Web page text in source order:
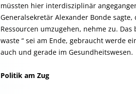
müssten hier interdisziplinär
Generalsekretär Alexander Bonde
Ressourcen umzugehen, nehme zu.
waste “ sei am Ende, gebraucht werde
auch und gerade im Gesundheitswesen.
Politik am Zug